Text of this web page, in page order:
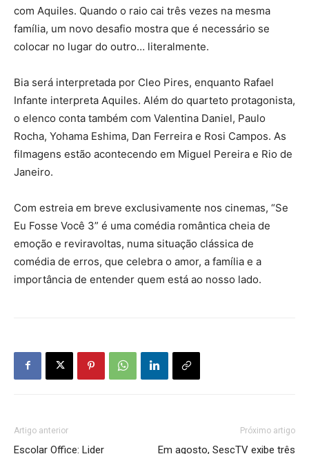
com Aquiles. Quando o raio cai três vezes na mesma
família, um novo desafio mostra que é necessário se
colocar no lugar do outro… literalmente.
Bia será interpretada por Cleo Pires, enquanto Rafael
Infante interpreta Aquiles. Além do quarteto protagonista,
o elenco conta também com Valentina Daniel, Paulo
Rocha, Yohama Eshima, Dan Ferreira e Rosi Campos. As
filmagens estão acontecendo em Miguel Pereira e Rio de
Janeiro.
Com estreia em breve exclusivamente nos cinemas, “Se
Eu Fosse Você 3” é uma comédia romântica cheia de
emoção e reviravoltas, numa situação clássica de
comédia de erros, que celebra o amor, a família e a
importância de entender quem está ao nosso lado.
Artigo anterior
Escolar Office: Lider
Próximo artigo
Em agosto, SescTV exibe três